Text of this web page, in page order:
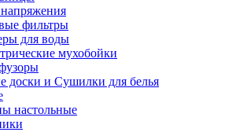
фильтры
для воды
мухобойки
доски и Сушилки для белья
настольные